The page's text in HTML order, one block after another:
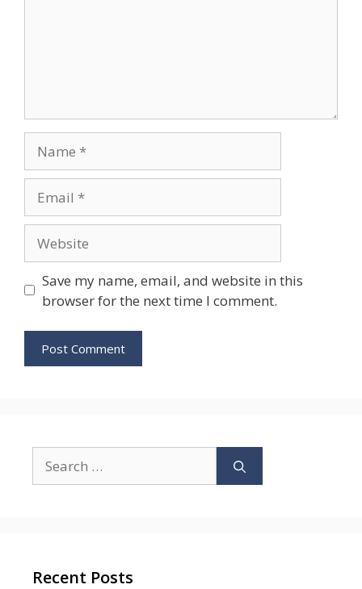
Save my name, email, and website in this
browser for the next time I comment.
for:
Recent Posts